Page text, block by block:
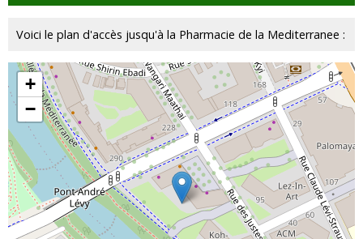
Voici le plan d'accès jusqu'à la Pharmacie de la Mediterranee :
+
−